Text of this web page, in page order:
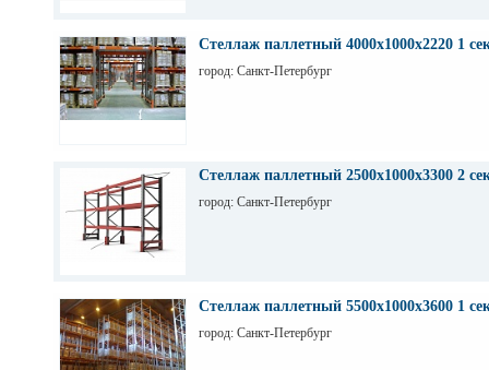
Стеллаж паллетный 4000х1000х2220 1
город: Санкт-Петербург
Стеллаж паллетный 2500х1000х3300 2
город: Санкт-Петербург
Стеллаж паллетный 5500х1000х3600 1
город: Санкт-Петербург